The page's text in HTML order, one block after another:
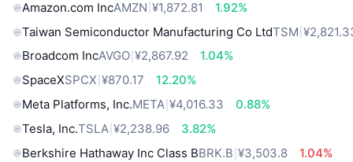
Amazon.com IncAMZN ¥1,872.81
1.92%
Taiwan Semiconductor Manufacturing Co LtdTSM
Broadcom IncAVGO ¥2,867.92
1.04%
SpaceXSPCX ¥870.17
12.20%
Meta Platforms, Inc.META ¥4,016.33
0.88%
Tesla, Inc.TSLA ¥2,238.96
3.82%
Berkshire Hathaway Inc Class BBRK.B ¥3,503.8
1.04%